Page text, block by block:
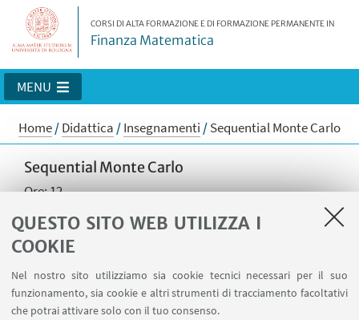
QUESTO SITO WEB UTILIZZA I
COOKIE
Nel nostro sito utilizziamo sia cookie tecnici necessari per il suo
funzionamento, sia cookie e altri strumenti di tracciamento facoltativi
che potrai attivare solo con il tuo consenso.
CORSI DI ALTA FORMAZIONE E DI FORMAZIONE PERMANENTE IN
Finanza Matematica
MENU
Home/Didattica /Insegnamenti /Sequential Monte Carlo
Sequential Monte Carlo
Ore: 12
Contenuti del corso:
Sequential Monte Carlo e applicazioni alla finanza
- Hidden Markov Models (HMMs) per la rappresentazione
di modelli di volatilità stocastica parzialmente
osservati.